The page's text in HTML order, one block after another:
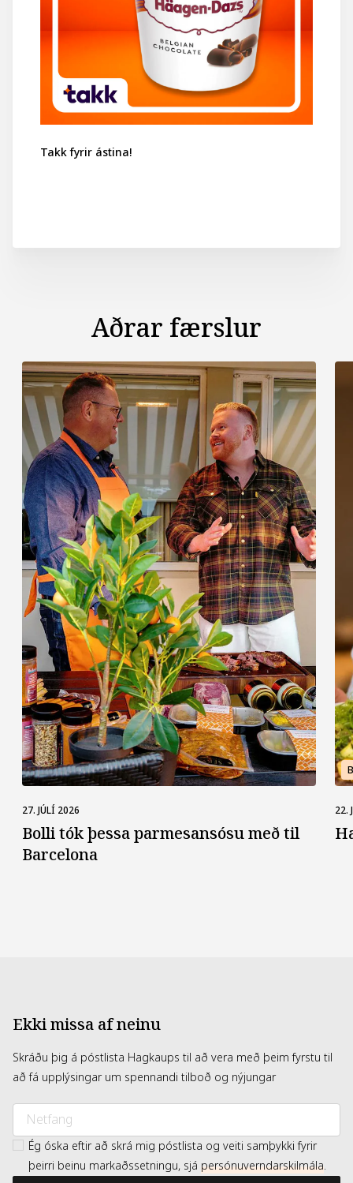
Takk fyrir ástina!
Aðrar færslur
27. JÚLÍ 2026
Bolli tók þessa parmes­ansósu með til
Barcelona
22.
Ekki missa af neinu
Skráðu þig á póstlista Hagkaups til að vera með þeim fyrstu til
að fá upplýsingar um spennandi tilboð og nýjungar
Ég óska eftir að skrá mig póstlista og veiti samþykki fyrir
þeirri beinu markaðssetningu, sjá persónuverndarskilmála.